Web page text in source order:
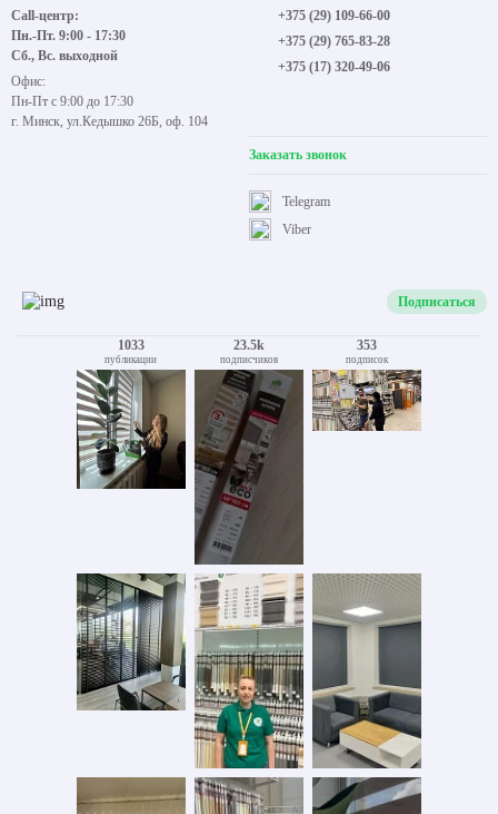
Call-центр:
Пн.-Пт. 9:00 - 17:30
Сб., Вс. выходной
Офис:
Пн-Пт с 9:00 до 17:30
г. Минск, ул.Кедышко 26Б, оф. 104
+375 (29) 109-66-00
+375 (29) 765-83-28
+375 (17) 320-49-06
Заказать звонок
Viber
Telegram
Подписаться
1033
публикации
23.5k
подписчиков
353
подписок